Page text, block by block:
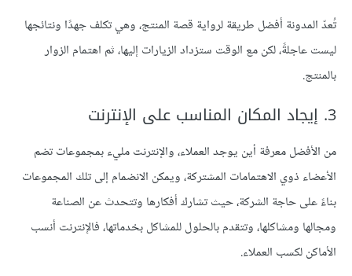
تُعدّ المدونة أفضل طريقة لرواية قصة المنتج، وهي تكلف جهدًا ونتائجها
ليست عاجلةً، لكن مع الوقت ستزداد الزيارات إليها، ثم اهتمام الزوار
بالمنتج.
3. إيجاد المكان المناسب على الإنترنت
من الأفضل معرفة أين يوجد العملاء، والإنترنت مليء بمجموعات تضم
الأعضاء ذوي الاهتمامات المشتركة، ويمكن الانضمام إلى تلك المجموعات
بناءً على حاجة الشركة، حيث تشارك أفكارها وتتحدث عن الصناعة
ومجالها ومشاكلها، وتتقدم بالحلول للمشاكل بخدماتها، فالإنترنت أنسب
الأماكن لكسب العملاء.